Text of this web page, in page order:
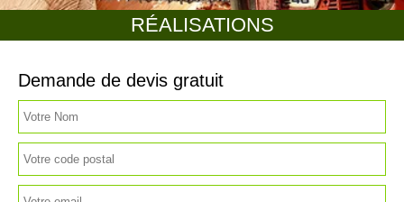
RÉALISATIONS
Demande de devis gratuit